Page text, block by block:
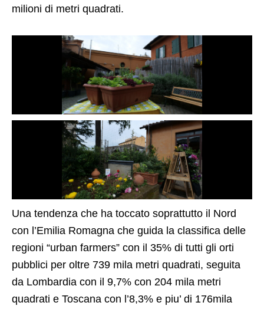
milioni di metri quadrati.
Una tendenza che ha toccato soprattutto il Nord
con l’Emilia Romagna che guida la classifica delle
regioni “urban farmers” con il 35% di tutti gli orti
pubblici per oltre 739 mila metri quadrati, seguita
da Lombardia con il 9,7% con 204 mila metri
quadrati e Toscana con l’8,3% e piu’ di 176mila